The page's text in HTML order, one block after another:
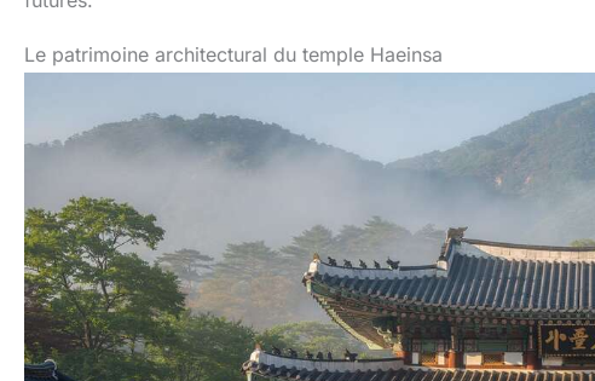
Le patrimoine architectural du temple Haeinsa